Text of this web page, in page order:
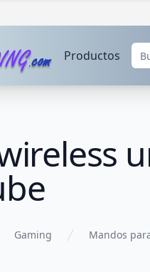
Productos
Gaming Mandos